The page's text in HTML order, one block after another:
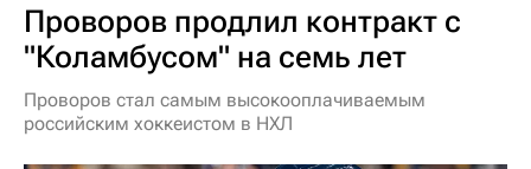
Проворов продлил контракт с
"Коламбусом" на семь лет
Проворов стал самым высокооплачиваемым
российским хоккеистом в НХЛ